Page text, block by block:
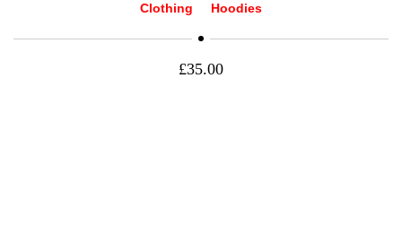
Clothing Hoodies
£35.00